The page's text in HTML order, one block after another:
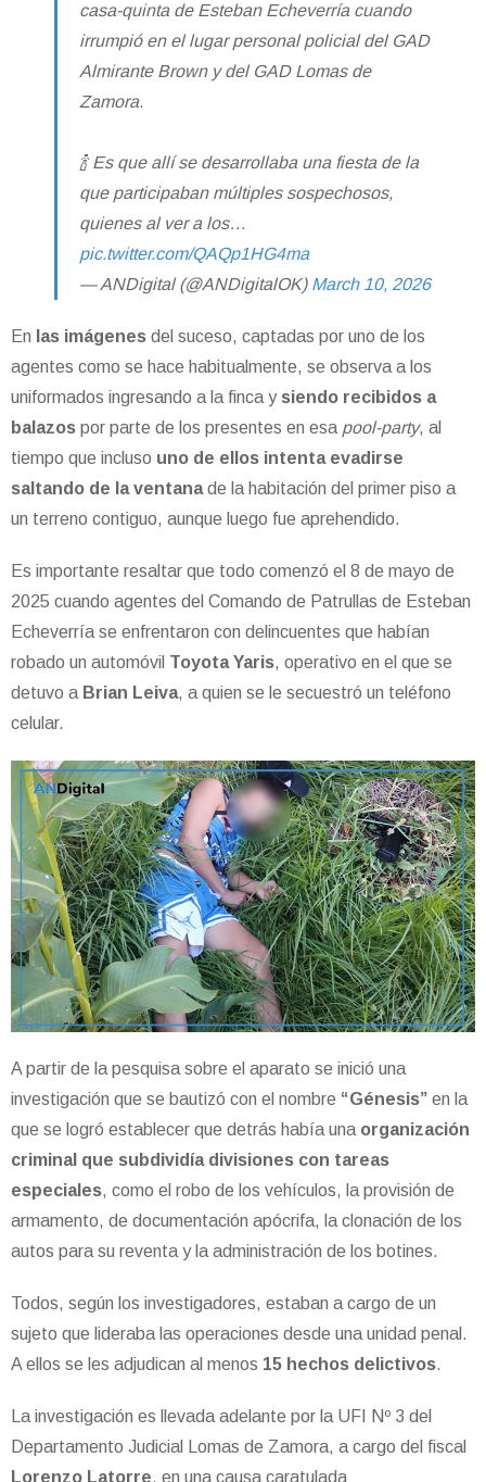
casa-quinta de Esteban Echeverría cuando
irrumpió en el lugar personal policial del GAD
Almirante Brown y del GAD Lomas de
Zamora.
🍾 Es que allí se desarrollaba una fiesta de la
que participaban múltiples sospechosos,
quienes al ver a los…
pic.twitter.com/QAQp1HG4ma
— ANDigital (@ANDigitalOK) March 10, 2026
En las imágenes del suceso, captadas por uno de los
agentes como se hace habitualmente, se observa a los
uniformados ingresando a la finca y siendo recibidos a
balazos por parte de los presentes en esa pool-party, al
tiempo que incluso uno de ellos intenta evadirse
saltando de la ventanade la habitación del primer piso a
un terreno contiguo, aunque luego fue aprehendido.
Es importante resaltar que todo comenzó el 8 de mayo de
2025 cuando agentes del Comando de Patrullas de Esteban
Echeverría se enfrentaron con delincuentes que habían
robado un automóvil Toyota Yaris, operativo en el que se
detuvo a Brian Leiva, a quien se le secuestró un teléfono
celular.
A partir de la pesquisa sobre el aparato se inició una
investigación que se bautizó con el nombre “Génesis” en la
que se logró establecer que detrás había una organización
criminal que subdividía divisiones con tareas
especiales, como el robo de los vehículos, la provisión de
armamento, de documentación apócrifa, la clonación de los
autos para su reventa y la administración de los botines.
Todos, según los investigadores, estaban a cargo de un
sujeto que lideraba las operaciones desde una unidad penal.
A ellos se les adjudican al menos 15 hechos delictivos.
La investigación es llevada adelante por la UFI Nº 3 del
Departamento Judicial Lomas de Zamora, a cargo del fiscal
Lorenzo Latorre, en una causa caratulada